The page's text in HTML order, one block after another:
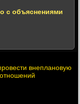
с объяснениями
внеплановую